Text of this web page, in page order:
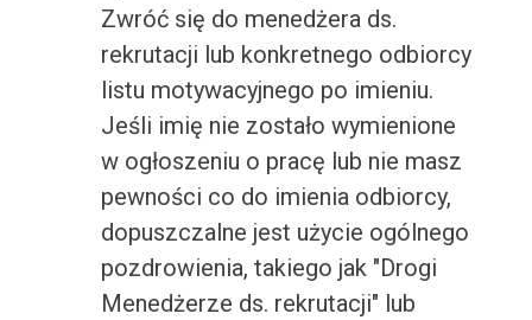
Zwróć się do menedżera ds.
rekrutacji lub konkretnego odbiorcy
listu motywacyjnego po imieniu.
Jeśli imię nie zostało wymienione
w ogłoszeniu o pracę lub nie masz
pewności co do imienia odbiorcy,
dopuszczalne jest użycie ogólnego
pozdrowienia, takiego jak "Drogi
Menedżerze ds. rekrutacji" lub